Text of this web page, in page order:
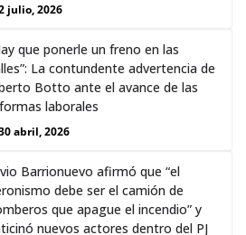
julio, 2026
que ponerle un freno en las
La contundente advertencia de
Botto ante el avance de las
laborales
abril, 2026
Barrionuevo afirmó que “el
debe ser el camión de
que apague el incendio” y
nuevos actores dentro del PJ